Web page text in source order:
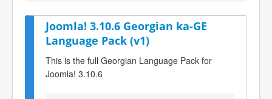
Joomla! 3.10.6 Georgian ka-GE
Language Pack (v1)
This is the full Georgian Language Pack for
Joomla! 3.10.6